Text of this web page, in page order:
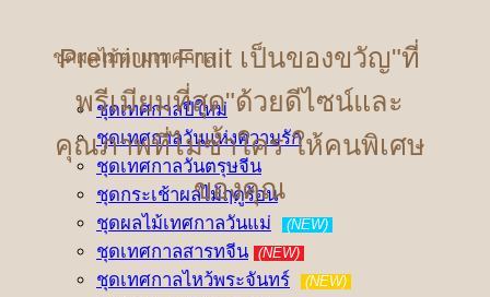
ชุดผลไม้ตามเทศกาล
ชุดเทศกาลปีใหม่
ชุดเทศกาลวันแห่งความรัก
ชุดเทศกาลวันตรุษจีน
ชุดกระเช้าผลไม้ฤดูร้อน
ชุดผลไม้เทศกาลวันแม่
(NEW)
ชุดเทศกาลสารทจีน (NEW)
ชุดเทศกาลไหว้พระจันทร์ (NEW)
Premium Fruit เป็นของขวัญ"ที่
พรีเมียมที่สุด"ด้วยดีไซน์และ
คุณภาพที่ไม่ซ้ำใคร ให้คนพิเศษ
ของคุณ